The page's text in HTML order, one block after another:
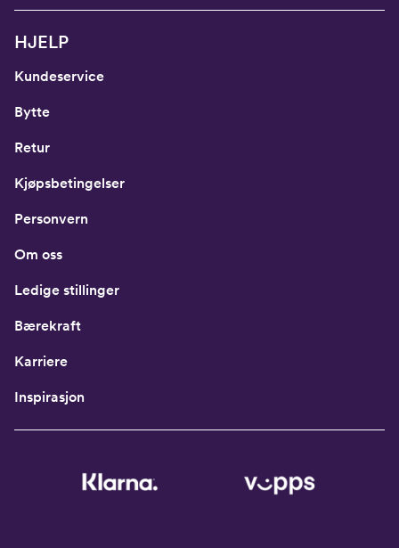
HJELP
Kundeservice
Bytte
Retur
Kjøpsbetingelser
Personvern
Om oss
Ledige stillinger
Bærekraft
Karriere
Inspirasjon